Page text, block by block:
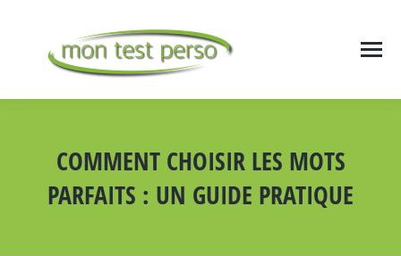
COMMENT CHOISIR LES MOTS
PARFAITS : UN GUIDE PRATIQUE